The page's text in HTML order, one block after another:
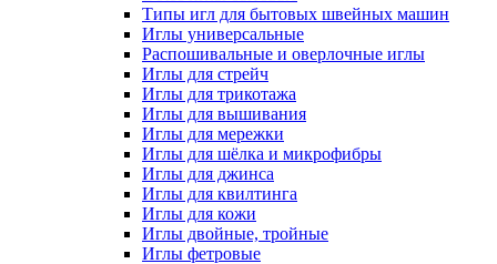
Типы игл для бытовых швейных машин
Иглы универсальные
Распошивальные и оверлочные иглы
Иглы для стрейч
Иглы для трикотажа
Иглы для вышивания
Иглы для мережки
Иглы для шёлка и микрофибры
Иглы для джинса
Иглы для квилтинга
Иглы для кожи
Иглы двойные, тройные
Иглы фетровые